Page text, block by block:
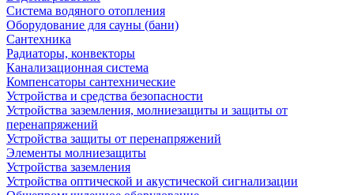
Система водяного отопления
Оборудование для сауны (бани)
Сантехника
Радиаторы, конвекторы
Канализационная система
Компенсаторы сантехнические
Устройства и средства безопасности
Устройства заземления, молниезащиты и защиты от
перенапряжений
Устройства защиты от перенапряжений
Элементы молниезащиты
Устройства заземления
Устройства оптической и акустической сигнализации